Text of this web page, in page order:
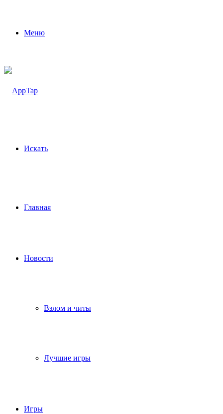
Меню
Искать
Главная
Новости
Взлом и читы
Лучшие игры
Игры